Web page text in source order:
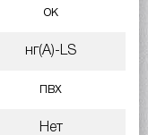
ок
нг(A)-LS
пвх
Нет